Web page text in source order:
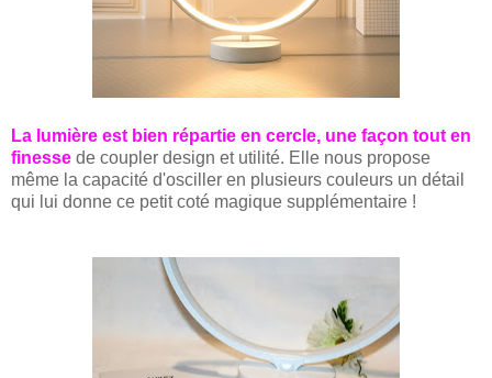
La lumière est bien répartie en cercle, une façon tout en
finesse de coupler design et utilité. Elle nous propose
même la capacité d'osciller en plusieurs couleurs un détail
qui lui donne ce petit coté magique supplémentaire !